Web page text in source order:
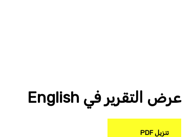
عرض التقرير في English
تنزيل PDF